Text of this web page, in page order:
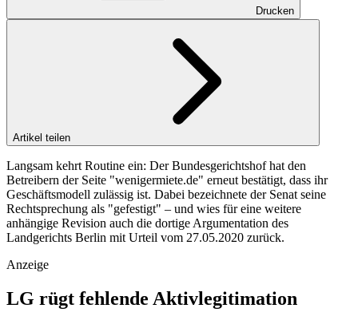
Drucken
Artikel teilen
Langsam kehrt Routine ein: Der Bundesgerichtshof hat den
Betreibern der Seite "wenigermiete.de" erneut bestätigt, dass ihr
Geschäftsmodell zulässig ist. Dabei bezeichnete der Senat seine
Rechtsprechung als "gefestigt" – und wies für eine weitere
anhängige Revision auch die dortige Argumentation des
Landgerichts Berlin mit Urteil vom 27.05.2020 zurück.
Anzeige
LG rügt fehlende Aktivlegitimation